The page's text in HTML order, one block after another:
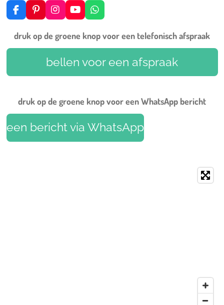
F
a
c
e
b
k
P
i
t
e
s
I
n
t
a
g
r
a
Y
o
T
u
b
e
W
h
t
s
A
p
p
druk op de groene knop voor een telefonisch afspraak
bellen voor een afspraak
druk op de groene knop voor een WhatsApp bericht
een bericht via WhatsApp